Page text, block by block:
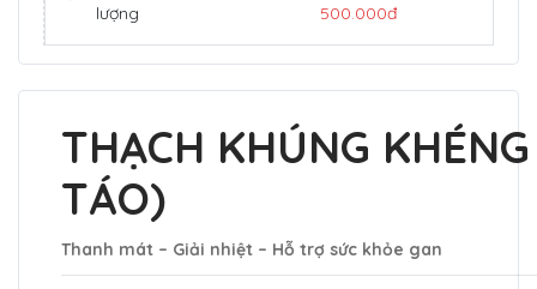
lượng
500.000đ
THẠCH KHÚNG
TÁO)
Thanh mát – Giải nhiệt – Hỗ trợ sức khỏe gan